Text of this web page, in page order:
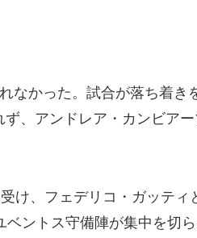
なかった。試合が落ち着き
、アンドレア・カンビア
け、フェデリコ・ガッティ
ベントス守備陣が集中を切